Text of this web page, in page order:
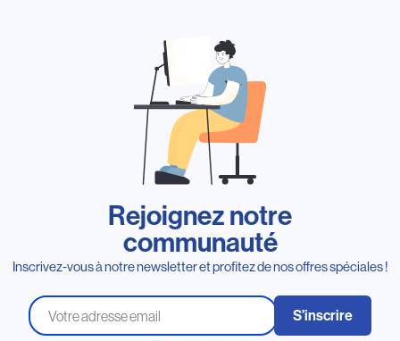
Rejoignez notre
communauté
Inscrivez-vous à notre newsletter et profitez de nos offres spéciales !
S’inscrire